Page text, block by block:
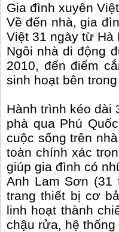
Gia đình xuyên
Về đến nhà, gia
Việt 31 ngày từ Hà
Ngôi nhà di động
2010, đến điểm
sinh hoạt bên
Hành trình kéo dài
phà qua Phú
cuộc sống trên
toàn chính xác
giúp gia đình có
Anh Lam Sơn (31
trang thiết bị cơ
linh hoạt thành
chậu rửa, hệ